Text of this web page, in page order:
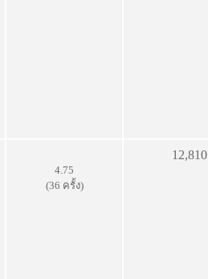
4.75
(36 ครั้ง)
12,810